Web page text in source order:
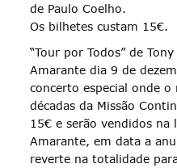
de Paulo Coelho.
Os bilhetes custam 15€.
“Tour por Todos” de
Amarante dia 9 de
concerto especial onde o
décadas da Missão
15€ e serão vendidos
Amarante, em data a
reverte na totalidade